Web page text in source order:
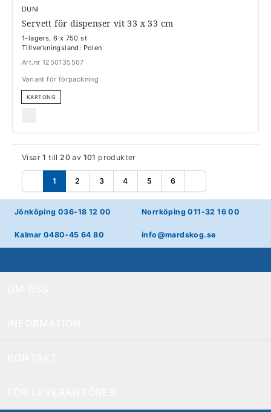
DUNI
Servett för dispenser vit 33 x 33 cm
1-lagers, 6 x 750 st
Tillverkningsland: Polen
Art.nr 1250135507
Variant för förpackning
KARTONG
Visar1 till20 av 101 produkter
Föregående
1 2 3 4 5 6
Nästa
Jönköping 036-18 12 00 Norrköping 011-32 16 00
Kalmar 0480-45 64 80 info@mardskog.se